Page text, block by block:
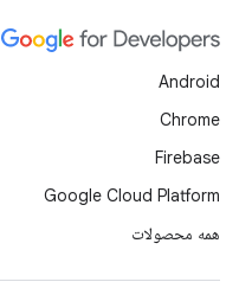
Android
Chrome
Firebase
Google Cloud Platform
همه محصولات